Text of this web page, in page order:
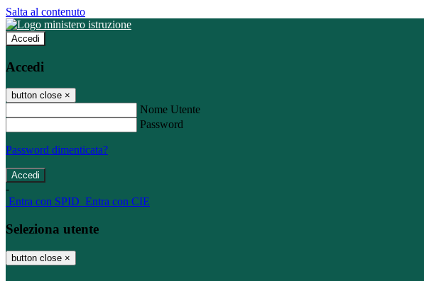
Salta al contenuto
Accedi
Accedi
button close ×
Nome Utente
Password
Password dimenticata?
-
Entra con SPID Entra con CIE
Seleziona utente
button close ×